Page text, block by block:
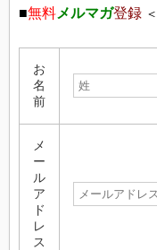
■無料メルマガ登録 ＜
お
名
前
メ
ー
ル
ア
ド
レ
ス